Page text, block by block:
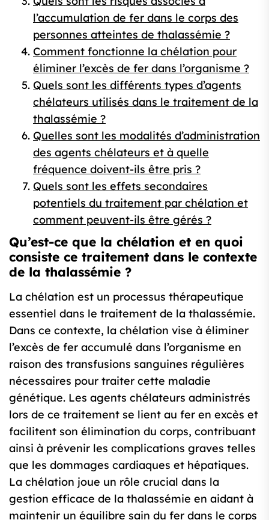
l’accumulation de fer dans le corps des
personnes atteintes de thalassémie ?
Comment fonctionne la chélation pour
éliminer l’excès de fer dans l’organisme ?
Quels sont les différents types d’agents
chélateurs utilisés dans le traitement de la
thalassémie ?
Quelles sont les modalités d’administration
des agents chélateurs et à quelle
fréquence doivent-ils être pris ?
Quels sont les effets secondaires
potentiels du traitement par chélation et
comment peuvent-ils être gérés ?
Qu’est-ce que la chélation et en quoi
consiste ce traitement dans le contexte
de la thalassémie ?
La chélation est un processus thérapeutique
essentiel dans le traitement de la thalassémie.
Dans ce contexte, la chélation vise à éliminer
l’excès de fer accumulé dans l’organisme en
raison des transfusions sanguines régulières
nécessaires pour traiter cette maladie
génétique. Les agents chélateurs administrés
lors de ce traitement se lient au fer en excès et
facilitent son élimination du corps, contribuant
ainsi à prévenir les complications graves telles
que les dommages cardiaques et hépatiques.
La chélation joue un rôle crucial dans la
gestion efficace de la thalassémie en aidant à
maintenir un équilibre sain du fer dans le corps